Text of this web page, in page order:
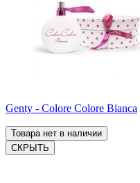
Genty - Colore Colore Bianca
Товара нет в наличии
СКРЫТЬ